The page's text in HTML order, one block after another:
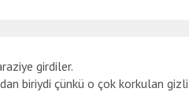
girdiler.
biriydi çünkü o çok korkulan gizli